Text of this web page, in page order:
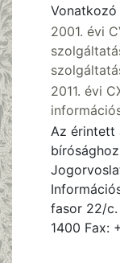
2001. évi
2011. évi
Az érintett
fasor 22/c.
1400 Fax: